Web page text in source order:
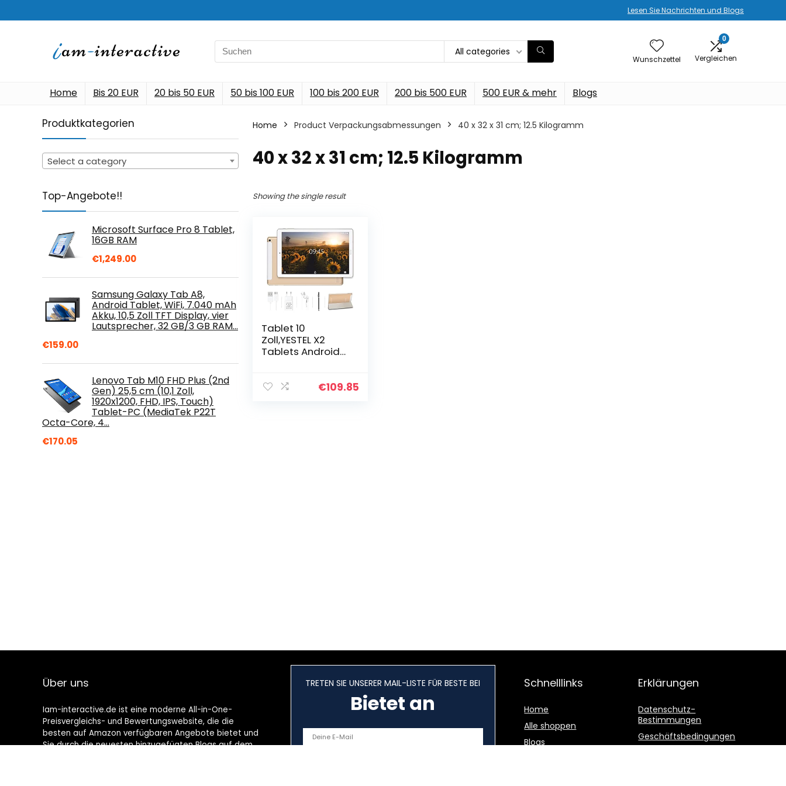
Lesen Sie Nachrichten und Blogs
Search
for:
All categories
Wunschzettel
0
Vergleichen
Home Bis 20 EUR 20 bis 50 EUR 50 bis 100 EUR 100 bis 200 EUR 200 bis 500 EUR 500 EUR & mehr Blogs
Produktkategorien
Select a category
Top-Angebote!!
Microsoft Surface Pro 8 Tablet,
16GB RAM
€1,249.00
Samsung Galaxy Tab A8,
Android Tablet, WiFi, 7.040 mAh
Akku, 10,5 Zoll TFT Display, vier
Lautsprecher, 32 GB/3 GB RAM…
€159.00
Lenovo Tab M10 FHD Plus (2nd
Gen) 25,5 cm (10,1 Zoll,
1920x1200, FHD, IPS, Touch)
Tablet-PC (MediaTek P22T
Octa-Core, 4…
€170.05
Home Product Verpackungsabmessungen ‎40 x 32 x 31 cm; 12.5 Kilogramm
‎40 x 32 x 31 cm; 12.5 Kilogramm
Showing the single result
Tablet 10
Zoll,YESTEL X2
Tablets Android
Erweiterbar,Table
€109.85
Über uns
Iam-interactive.de ist eine moderne All-in-One-
Preisvergleichs- und Bewertungswebsite, die die
besten auf Amazon verfügbaren Angebote bietet und
Sie durch die neuesten hinzugefügten Blogs auf dem
TRETEN SIE UNSERER MAIL-LISTE FÜR BESTE BEI
Bietet an
Schnelllinks
Home
Alle shoppen
Blogs
Erklärungen
Datenschutz-
Bestimmungen
Geschäftsbedingungen